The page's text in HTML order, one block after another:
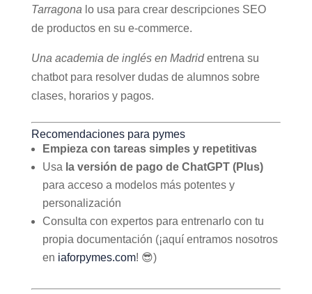
Tarragona lo usa para crear descripciones SEO
de productos en su e-commerce.
Una academia de inglés en Madridentrena su
chatbot para resolver dudas de alumnos sobre
clases, horarios y pagos.
Recomendaciones para pymes
Empieza con tareas simples y repetitivas
Usa la versión de pago de ChatGPT (Plus)
para acceso a modelos más potentes y
personalización
Consulta con expertos para entrenarlo con tu
propia documentación (¡aquí entramos nosotros
en iaforpymes.com! 😎)